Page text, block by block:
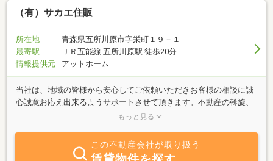
（有）サカエ住販
所在地
青森県五所川原市字栄町１９－１
最寄駅
ＪＲ五能線 五所川原駅 徒歩20分
情報提供元
アットホーム
当社は、地域の皆様から安心してご依頼いただきお客様の相談に誠
心誠意お応え出来るようサポートさせて頂きます。不動産の斡旋、
仲介、お部屋探しなど信頼と実績を活かし、より暮らしやすい環境
もっと見る
この不動産会社が取り扱う